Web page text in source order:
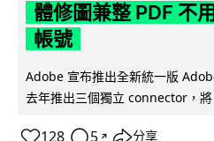
體修圖兼整 PDF 不
帳號
Adobe 宣布推出全新統一版
去年推出三個獨立 connector，
↗ 分享